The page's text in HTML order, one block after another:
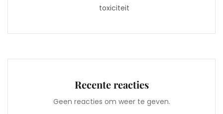
toxiciteit
Recente reacties
Geen reacties om weer te geven.